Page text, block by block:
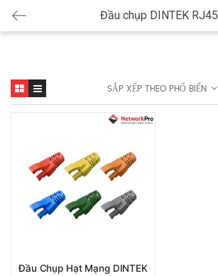
Đầu chụp DINTEK RJ45
SẮP XẾP THEO PHỔ BIẾN
Đầu Chụp Hạt Mạng DINTEK